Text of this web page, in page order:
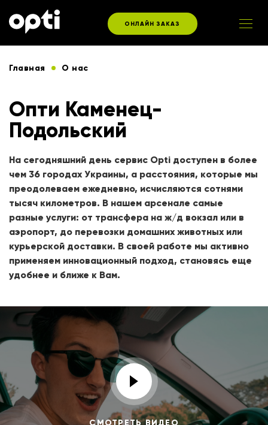
ОНЛАЙН ЗАКАЗ
Главная О нас
Опти Каменец-
Подольский
На сегодняшний день сервис Opti доступен в более
чем 36 городах Украины, а расстояния, которые мы
преодолеваем ежедневно, исчисляются сотнями
тысяч километров. В нашем арсенале самые
разные услуги: от трансфера на ж/д вокзал или в
аэропорт, до перевозки домашних животных или
курьерской доставки. В своей работе мы активно
применяем инновационный подход, становясь еще
удобнее и ближе к Вам.
СМОТРЕТЬ ВИДЕО